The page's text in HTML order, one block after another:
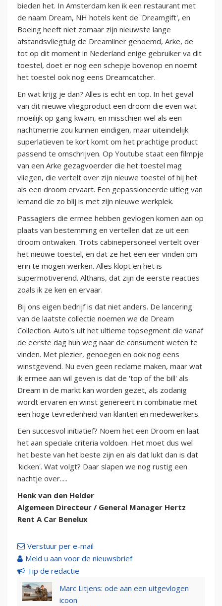
bieden het. In Amsterdam ken ik een restaurant met
de naam Dream, NH hotels kent de 'Dreamgift', en
Boeing heeft niet zomaar zijn nieuwste lange
afstandsvliegtuig de Dreamliner genoemd, Arke, de
tot op dit moment in Nederland enige gebruiker va dit
toestel, doet er nog een schepje bovenop en noemt
het toestel ook nog eens Dreamcatcher.
En wat krijg je dan? Alles is echt en top. In het geval
van dit nieuwe vliegproduct een droom die even wat
moeilijk op gang kwam, en misschien wel als een
nachtmerrie zou kunnen eindigen, maar uiteindelijk
superlatieven te kort komt om het prachtige product
passend te omschrijven. Op Youtube staat een filmpje
van een Arke gezagvoerder die het toestel mag
vliegen, die vertelt over zijn nieuwe toestel of hij het
als een droom ervaart. Een gepassioneerde uitleg van
iemand die zo blij is met zijn nieuwe werkplek.
Passagiers die ermee hebben gevlogen komen aan op
plaats van bestemming en vertellen dat ze uit een
droom ontwaken. Trots cabinepersoneel vertelt over
het nieuwe toestel, en dat ze het een eer vinden om
erin te mogen werken. Alles klopt en het is
supermotiverend. Althans, dat zijn de eerste reacties
zoals ik ze ken en ervaar.
Bij ons eigen bedrijf is dat niet anders. De lancering
van de laatste collectie noemen we de Dream
Collection. Auto's uit het ultieme topsegment die vanaf
de eerste dag hun weg naar de consument weten te
vinden. Met plezier, genoegen en ook nog eens
winstgevend. Nu even geen reclame maken, maar wat
ik ermee aan wil geven is dat de 'top of the bill' als
Dream in de markt kan worden gezet, als zodanig
wordt ervaren en winst genereert in combinatie met
een hoge tevredenheid van klanten en medewerkers.
Een succesvol initiatief? Noem het een Droom en laat
het aan speciale criteria voldoen. Het moet dus wel
het beste van het beste zijn en als dat lukt dan is dat
'kicken'. Wat volgt? Daar slapen we nog rustig een
nachtje over.....
Henk van den Helder
Algemeen Directeur / General Manager Hertz
Rent A Car Benelux
Verstuur per e-mail
Meld u aan voor de nieuwsbrief
Tip de redactie
Marc Litjens: ode aan een uitgevlogen
icoon